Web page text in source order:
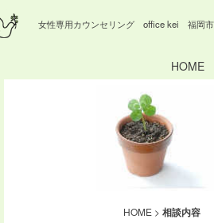
女性専用カウンセリング office kei 福岡市
HOME
HOME > 相談内容